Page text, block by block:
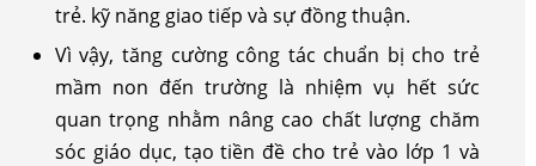
trẻ. kỹ năng giao tiếp và sự đồng thuận.
Vì vậy, tăng cường công tác chuẩn bị cho trẻ
mầm non đến trường là nhiệm vụ hết sức
quan trọng nhằm nâng cao chất lượng chăm
sóc giáo dục, tạo tiền đề cho trẻ vào lớp 1 và